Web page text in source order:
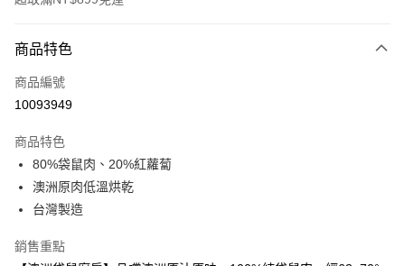
信用卡一次付款
超商取貨付款
Apple Pay
街口支付
ATM付款
商品特色
商品編號
10093949
商品特色
80%袋鼠肉、20%紅蘿蔔
澳洲原肉低溫烘乾
台灣製造
銷售重點